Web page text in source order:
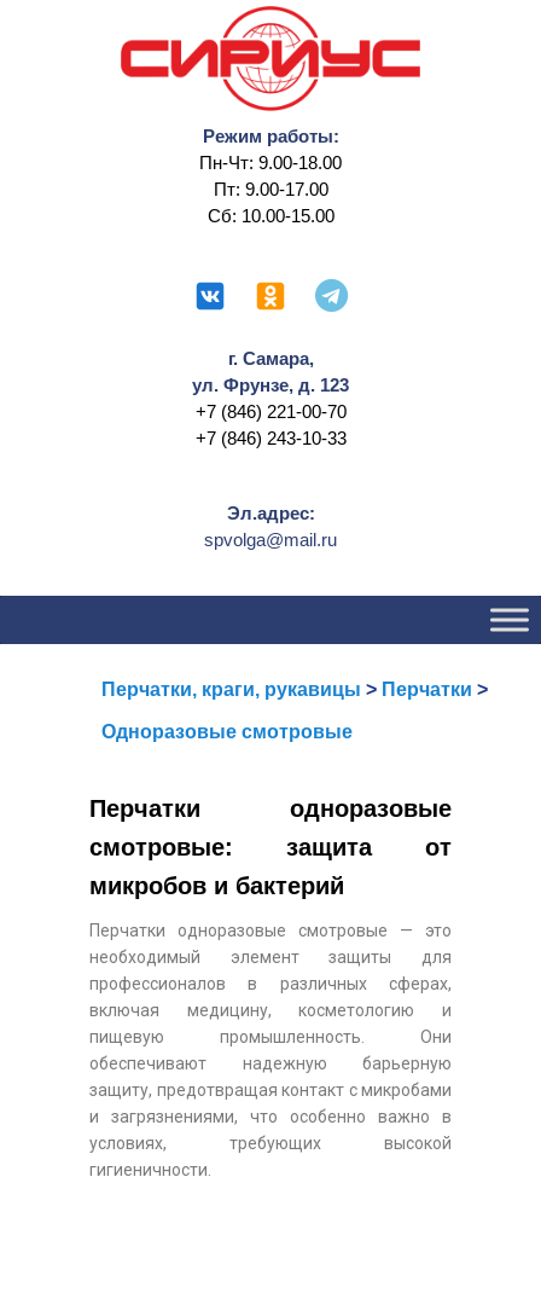
Режим работы:
Пн-Чт: 9.00-18.00
Пт: 9.00-17.00
Сб: 10.00-15.00
г. Самара,
ул. Фрунзе, д. 123
+7 (846) 221-00-70
+7 (846) 243-10-33
Эл.адрес:
spvolga@mail.ru
содержимому
содержимомуПерчатки, краги, рукавицы > Перчатки >
Одноразовые смотровые
Перчатки одноразовые
смотровые: защита от
микробов и бактерий
Перчатки одноразовые смотровые — это
необходимый элемент защиты для
профессионалов в различных сферах,
включая медицину, косметологию и
пищевую промышленность. Они
обеспечивают надежную барьерную
защиту, предотвращая контакт с микробами
и загрязнениями, что особенно важно в
условиях, требующих высокой
гигиеничности.